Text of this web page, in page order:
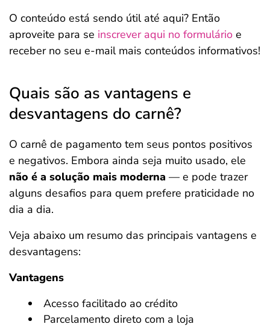
O conteúdo está sendo útil até aqui? Então
aproveite para se inscrever aqui no formulário e
receber no seu e-mail mais conteúdos informativos!
Quais são as vantagens e
desvantagens do carnê?
O carnê de pagamento tem seus pontos positivos
e negativos. Embora ainda seja muito usado, ele
não é a solução mais moderna — e pode trazer
alguns desafios para quem prefere praticidade no
dia a dia.
Veja abaixo um resumo das principais vantagens e
desvantagens:
Vantagens
Acesso facilitado ao crédito
Parcelamento direto com a loja